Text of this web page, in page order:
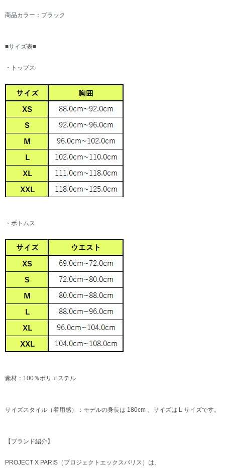
商品カラー：ブラック
■サイズ表■
・トップス
・ボトムス
素材：100％ポリエステル
サイズスタイル（着用感）：モデルの身長は 180cm 、サイズは L サイズです。
【ブランド紹介】
PROJECT X PARIS（プロジェクトエックスパリス）は、